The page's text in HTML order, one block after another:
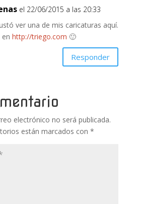
el 22/06/2015 a las 20:33
ver una de mis caricaturas aquí.
http://triego.com 🙂
Responder
electrónico no será publicada.
están marcados con *